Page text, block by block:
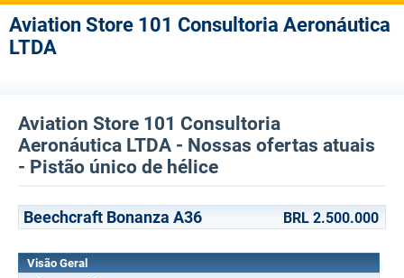
Aviation Store 101 Consultoria Aeronáutica
LTDA
Aviation Store 101 Consultoria
Aeronáutica LTDA - Nossas ofertas atuais
- Pistão único de hélice
Beechcraft Bonanza A36 BRL 2.500.000
Visão Geral